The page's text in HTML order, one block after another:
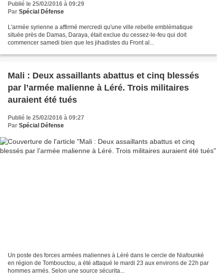
Publié le 25/02/2016 à 09:29
Par Spécial Défense
L'armée syrienne a affirmé mercredi qu'une ville rebelle emblématique
située près de Damas, Daraya, était exclue du cessez-le-feu qui doit
commencer samedi bien que les jihadistes du Front al...
Mali : Deux assaillants abattus et cinq blessés
par l’armée malienne à Léré. Trois militaires
auraient été tués
Publié le 25/02/2016 à 09:27
Par Spécial Défense
Un poste des forces armées maliennes à Léré dans le cercle de Niafounké
en région de Tombouctou, a été attaqué le mardi 23 aux environs de 22h par
hommes armés. Selon une source sécurita...